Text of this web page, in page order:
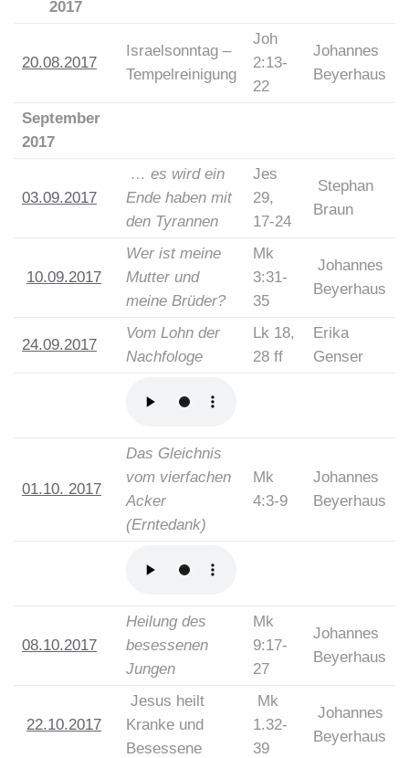
2017
20.08.2017
Israelsonntag –
Tempelreinigung
Joh
2:13-
22
Johannes
Beyerhaus
September
2017
03.09.2017
… es wird ein
Ende haben mit
den Tyrannen
Jes
29,
17-24
Stephan
Braun
10.09.2017
Wer ist meine
Mutter und
meine Brüder?
Mk
3:31-
35
Johannes
Beyerhaus
24.09.2017
Vom Lohn der
Nachfologe
Lk 18,
28 ff
Erika
Genser
01.10. 2017
Das Gleichnis
vom vierfachen
Acker
(Erntedank)
Mk
4:3-9
Johannes
Beyerhaus
08.10.2017
Heilung des
besessenen
Jungen
Mk
9:17-
27
Johannes
Beyerhaus
22.10.2017
Jesus heilt
Kranke und
Besessene
Mk
1.32-
39
Johannes
Beyerhaus